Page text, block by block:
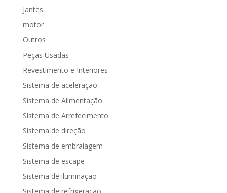
Jantes
motor
Outros
Peças Usadas
Revestimento e Interiores
Sistema de aceleração
Sistema de Alimentação
Sistema de Arrefecimento
Sistema de direção
Sistema de embraiagem
Sistema de escape
Sistema de iluminação
Sistema de refrigeração